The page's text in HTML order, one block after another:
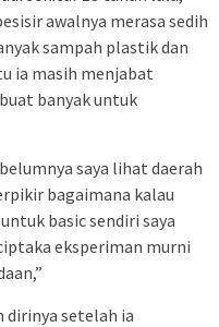
awalnya merasa sedih
sampah plastik dan
ia masih menjabat
banyak untuk
saya lihat daerah
bagaimana kalau
basic sendiri saya
eksperiman murni
dirinya setelah ia